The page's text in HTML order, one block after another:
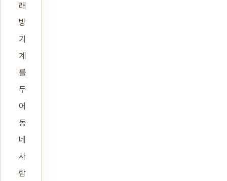
래
방
기
계
를
두
어
동
네
사
람